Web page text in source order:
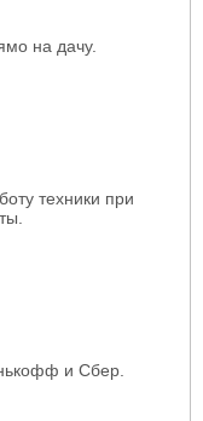
на дачу.
техники при
и Сбер.